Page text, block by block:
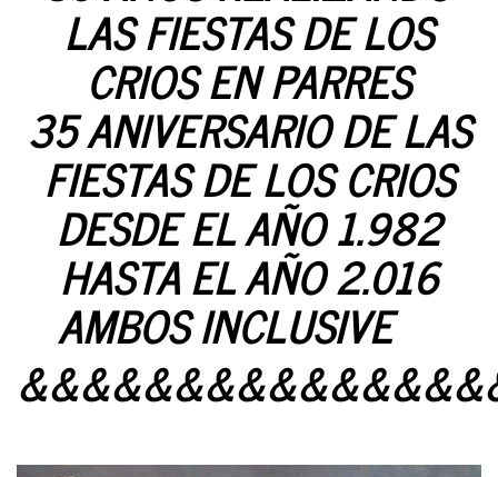
LAS FIESTAS DE LOS
CRIOS EN PARRES
35 ANIVERSARIO DE LAS
FIESTAS DE LOS CRIOS
DESDE EL AÑO 1.982
HASTA EL AÑO 2.016
AMBOS INCLUSIVE